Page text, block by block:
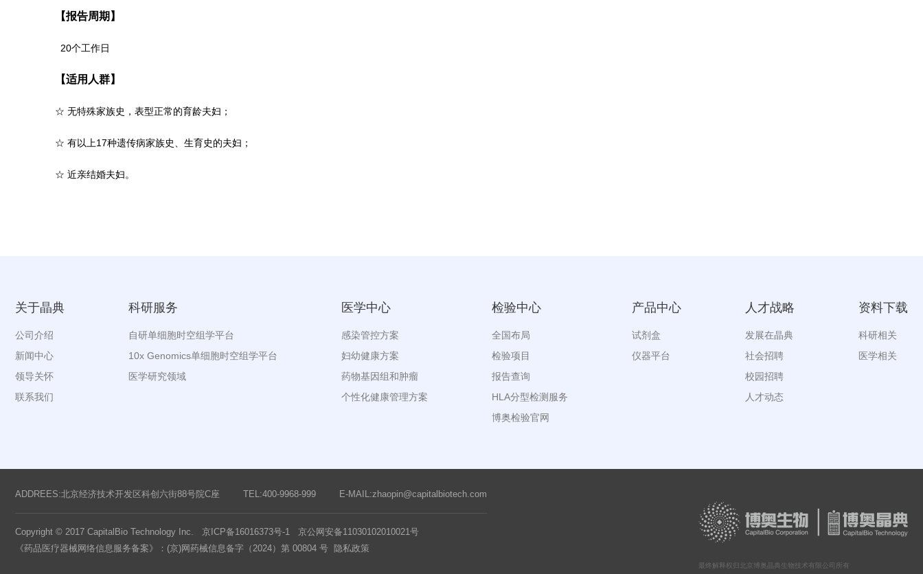
【报告周期】
20个工作日
【适用人群】
☆ 无特殊家族史，表型正常的育龄夫妇；
☆ 有以上17种遗传病家族史、生育史的夫妇；
☆ 近亲结婚夫妇。
关于晶典
公司介绍
新闻中心
领导关怀
联系我们
科研服务
自研单细胞时空组学平台
10x Genomics单细胞时空组学平台
医学研究领域
医学中心
感染管控方案
妇幼健康方案
药物基因组和肿瘤
个性化健康管理方案
检验中心
全国布局
检验项目
报告查询
HLA分型检测服务
博奥检验官网
产品中心
试剂盒
仪器平台
人才战略
发展在晶典
社会招聘
校园招聘
人才动态
资料下载
科研相关
医学相关
ADDREES:北京经济技术开发区科创六街88号院C座 TEL:400-9968-999 E-MAIL:zhaopin@capitalbiotech.com
Copyright © 2017 CapitalBio Technology Inc. 京ICP备16016373号-1 京公网安备11030102010021号
《药品医疗器械网络信息服务备案》：(京)网药械信息备字（2024）第 00804 号 隐私政策
最终解释权归北京博奥晶典生物技术有限公司所有